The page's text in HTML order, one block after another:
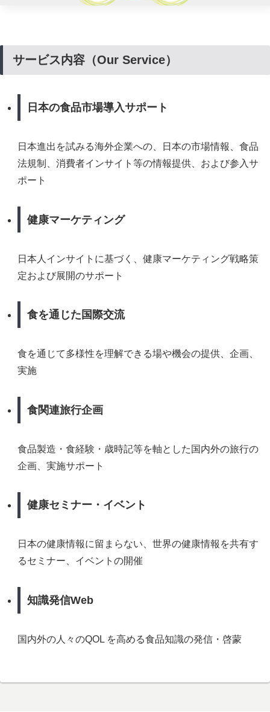
サービス内容（Our Service）
日本の食品市場導入サポート
日本進出を試みる海外企業への、日本の市場情報、食品
法規制、消費者インサイト等の情報提供、および参入サ
ポート
健康マーケティング
日本人インサイトに基づく、健康マーケティング戦略策
定および展開のサポート
食を通じた国際交流
食を通じて多様性を理解できる場や機会の提供、企画、
実施
食関連旅行企画
食品製造・食経験・歳時記等を軸とした国内外の旅行の
企画、実施サポート
健康セミナー・イベント
日本の健康情報に留まらない、世界の健康情報を共有す
るセミナー、イベントの開催
知識発信Web
国内外の人々のQOL を高める食品知識の発信・啓蒙